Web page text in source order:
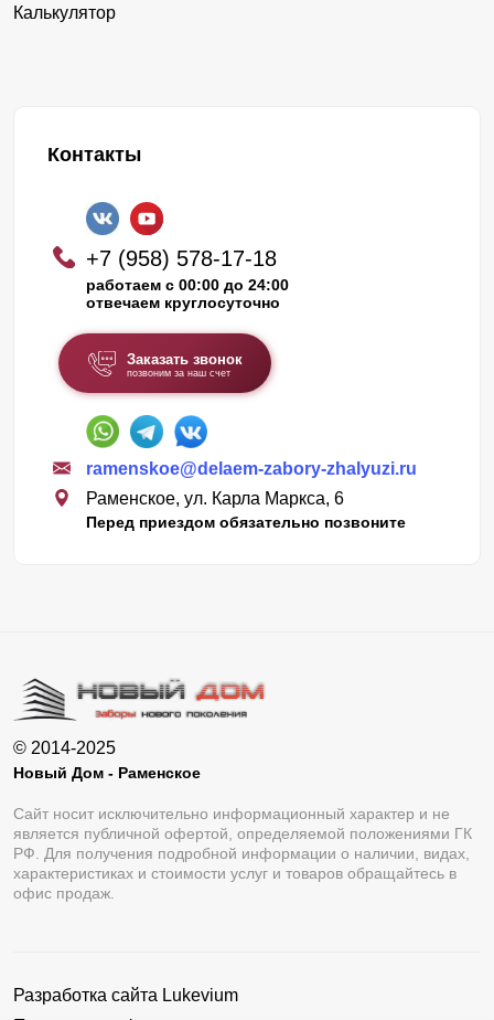
Калькулятор
Контакты
+7 (958) 578-17-18
работаем с 00:00 до 24:00
отвечаем круглосуточно
Заказать звонок
позвоним за наш счет
ramenskoe@delaem-zabory-zhalyuzi.ru
Раменское, ул. Карла Маркса, 6
Перед приездом обязательно позвоните
© 2014-2025
Новый Дом - Раменское
Сайт носит исключительно информационный характер и не
является публичной офертой, определяемой положениями ГК
РФ. Для получения подробной информации о наличии, видах,
характеристиках и стоимости услуг и товаров обращайтесь в
офис продаж.
Разработка сайта Lukevium